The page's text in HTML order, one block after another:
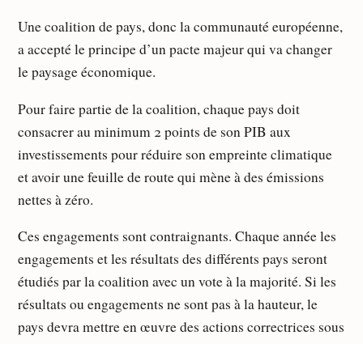
Une coalition de pays, donc la communauté européenne,
a accepté le principe d’un pacte majeur qui va changer
le paysage économique.
Pour faire partie de la coalition, chaque pays doit
consacrer au minimum 2 points de son PIB aux
investissements pour réduire son empreinte climatique
et avoir une feuille de route qui mène à des émissions
nettes à zéro.
Ces engagements sont contraignants. Chaque année les
engagements et les résultats des différents pays seront
étudiés par la coalition avec un vote à la majorité. Si les
résultats ou engagements ne sont pas à la hauteur, le
pays devra mettre en œuvre des actions correctrices sous